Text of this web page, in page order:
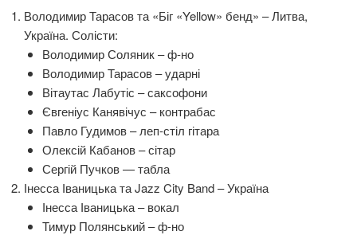
Володимир Тарасов та «Біг «Yellow» бенд» – Литва,
Україна. Солісти:
Володимир Соляник – ф-но
Володимир Тарасов – ударні
Вітаутас Лабутіс – саксофони
Євгеніус Канявічус – контрабас
Павло Гудимов – леп-стіл гітара
Олексій Кабанов – сітар
Сергій Пучков — табла
Інесса Іваницька та Jazz City Band – Україна
Інесса Іваницька – вокал
Тимур Полянський – ф-но